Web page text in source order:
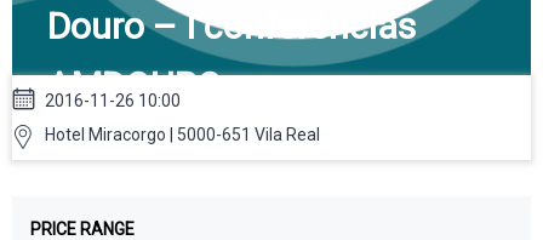
Douro – I conferências
AMDOURO
2016-11-26 10:00
Hotel Miracorgo | 5000-651 Vila Real
PRICE RANGE